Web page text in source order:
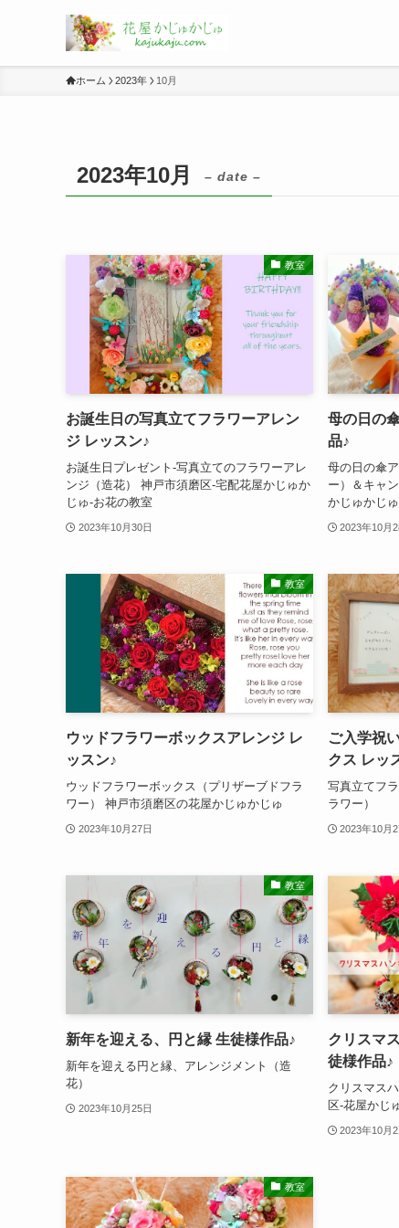
ホーム 2023年 10月
2023年10月 – date –
教室
お誕生日の写真立てフラワーアレン
ジ レッスン♪
お誕生日プレゼント-写真立てのフラワーアレ
ンジ（造花） 神戸市須磨区-宅配花屋かじゅか
じゅ-お花の教室
2023年10月30日
母の日の
品♪
母の日の傘
ー）＆キャ
かじゅかじ
2023年10月
教室
ウッドフラワーボックスアレンジ レ
ッスン♪
ウッドフラワーボックス（プリザーブドフラ
ワー） 神戸市須磨区の花屋かじゅかじゅ
2023年10月27日
ご入学祝
クス レッ
写真立てフ
ラワー）
2023年10月
教室
新年を迎える、円と縁 生徒様作品♪
新年を迎える円と縁、アレンジメント（造
花）
2023年10月25日
クリスマ
徒様作品♪
クリスマス
区-花屋かじ
2023年10月
教室